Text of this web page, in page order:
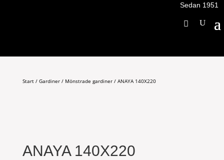
Sedan 1951
Start/ Gardiner/ Mönstrade gardiner/ ANAYA 140X220
ANAYA 140X220